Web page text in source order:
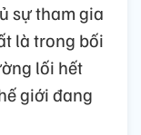
sự tham gia
là trong bối
lối hết
giới đang